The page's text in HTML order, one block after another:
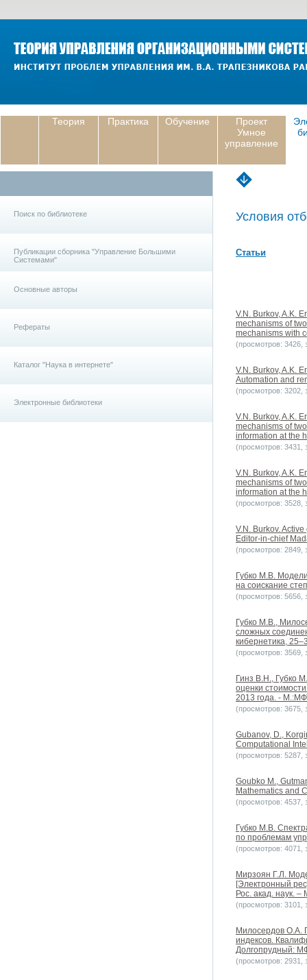
Теория Практика Обучение
Проект
Умное
управление
Поиск по библиотеке
Публикации сборника "Управление Большими
Системами"
Основные авторы
Рефераты
Каталог "Наука в интернете"
Электронные библиотеки
Условия
Статьи
V.N. Burkov, A.K.
mechanisms of
mechanisms with
(просмотров: 3426,
V.N. Burkov, A.K.
Automation and
(просмотров: 3202,
V.N. Burkov, A.K.
mechanisms of
information at the
(просмотров: 3431,
V.N. Burkov, A.K.
mechanisms of
information at the
(просмотров: 3528,
V.N. Burkov.
Editor-in-chief
(просмотров: 2849,
Губко М.В.
на соискание
(просмотров: 5656,
Губко М.В.,
сложных
кибернетика,
(просмотров: 3569,
Гинз В.Н., Губко
оценки
2013 года. -
(просмотров: 3675,
Gubanov, D.,
Computational
(просмотров: 5287,
Goubko M.,
Mathematics and
(просмотров: 4537,
Губко М.В.
по проблемам
(просмотров: 4071,
Мирзоян Г.Л.
[Электронный
Рос. акад. наук.
(просмотров: 3101,
Милосердов О.А.
индексов.
Долгопрудный:
(просмотров: 2931,